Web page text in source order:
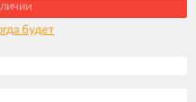
будет